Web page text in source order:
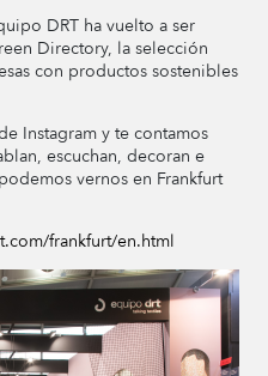
DRT ha vuelto a ser
Directory, la selección
con productos sostenibles
Instagram y te contamos
escuchan, decoran e
vernos en Frankfurt
frankfurt/en.html